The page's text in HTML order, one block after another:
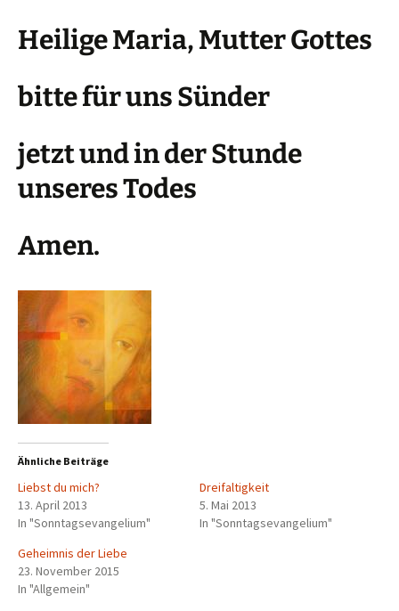
Heilige Maria, Mutter Gottes
bitte für uns Sünder
jetzt und in der Stunde
unseres Todes
Amen.
Ähnliche Beiträge
Liebst du mich?
13. April 2013
In "Sonntagsevangelium"
Dreifaltigkeit
5. Mai 2013
In "Sonntagsevangelium"
Geheimnis der Liebe
23. November 2015
In "Allgemein"